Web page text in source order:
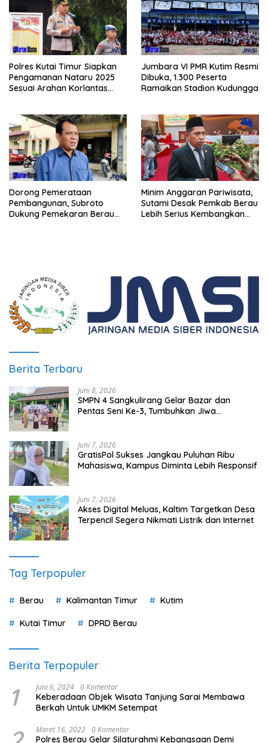
Polres Kutai Timur Siapkan
Pengamanan Nataru 2025
Sesuai Arahan Korlantas
Jumbara VI PMR Kutim Resmi
Dibuka, 1.300 Peserta
Ramaikan Stadion Kudungga
Dorong Pemerataan
Pembangunan, Subroto
Dukung Pemekaran Berau
Minim Anggaran Pariwisata,
Sutami Desak Pemkab Berau
Lebih Serius Kembangkan
Berita Terbaru
Juni 8, 2026
SMPN 4 Sangkulirang Gelar Bazar dan
Pentas Seni Ke-3, Tumbuhkan Jiwa
Juni 7, 2026
GratisPol Sukses Jangkau Puluhan Ribu
Mahasiswa, Kampus Diminta Lebih Responsif
Juni 7, 2026
Akses Digital Meluas, Kaltim Targetkan Desa
Terpencil Segera Nikmati Listrik dan Internet
Tag Terpopuler
Berau Kalimantan Timur Kutim
Kutai Timur DPRD Berau
Berita Terpopuler
1 Juni 6, 2024 0 Komentar
Keberadaan Objek Wisata Tanjung Sarai Membawa
Berkah Untuk UMKM Setempat
Maret 16, 2022 0 Komentar
Polres Berau Gelar Silaturahmi Kebangsaan Demi